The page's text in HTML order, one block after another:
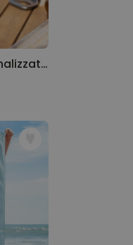
Bicchiere da Birra Personalizzato con Barra di Caricamento